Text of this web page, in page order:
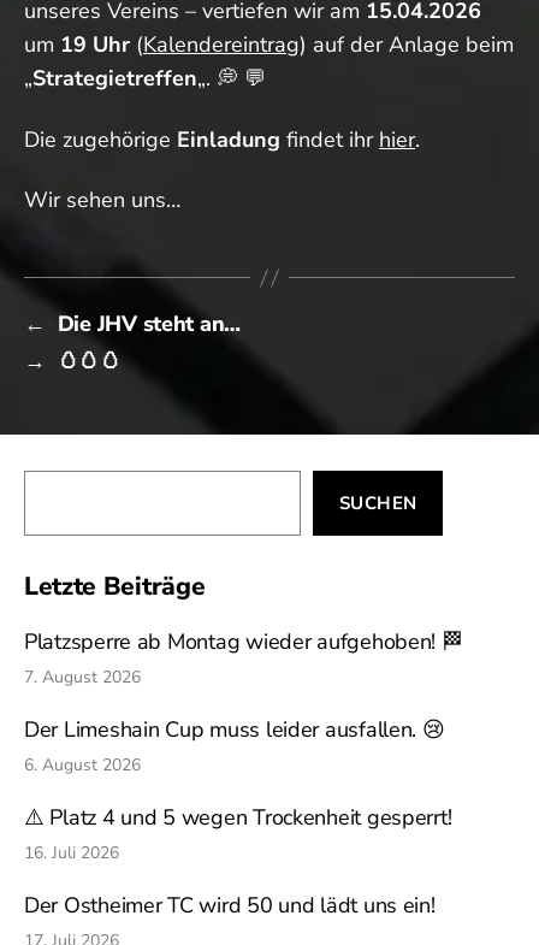
unseres Vereins – vertiefen wir am 15.04.2026
um 19 Uhr (Kalendereintrag) auf der Anlage beim
„Strategietreffen„. 💭 💬
Die zugehörige Einladung findet ihr hier.
Wir sehen uns…
← Die JHV steht an…
→
🥚🥚🥚
SUCHEN
Letzte Beiträge
Platzsperre ab Montag wieder aufgehoben! 🏁
7. August 2026
Der Limeshain Cup muss leider ausfallen. 😢
6. August 2026
⚠️ Platz 4 und 5 wegen Trockenheit gesperrt!
16. Juli 2026
Der Ostheimer TC wird 50 und lädt uns ein!